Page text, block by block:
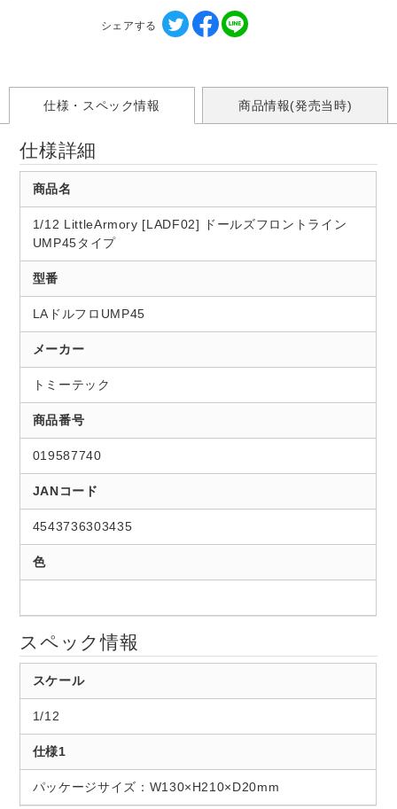
シェアする
仕様・スペック情報 商品情報(発売当時)
仕様詳細
商品名
1/12 LittleArmory [LADF02] ドールズフロントライン
UMP45タイプ
型番
LAドルフロUMP45
メーカー
トミーテック
商品番号
019587740
JANコード
4543736303435
色
スペック情報
スケール
1/12
仕様1
パッケージサイズ：W130×H210×D20mm